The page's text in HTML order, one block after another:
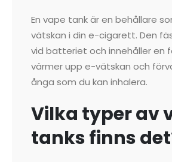
En vape tank är en behållare
vätskan i din e-cigarett. Den
vid batteriet och innehåller en
värmer upp e-vätskan och
ånga som du kan inhalera.
Vilka typer av
tanks finns